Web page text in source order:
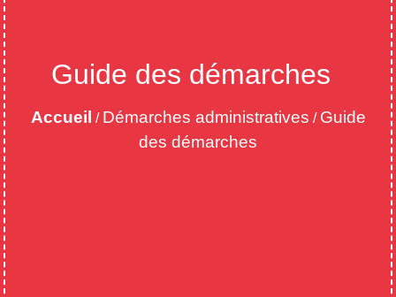
Guide des démarches
Accueil / Démarches administratives / Guide
des démarches